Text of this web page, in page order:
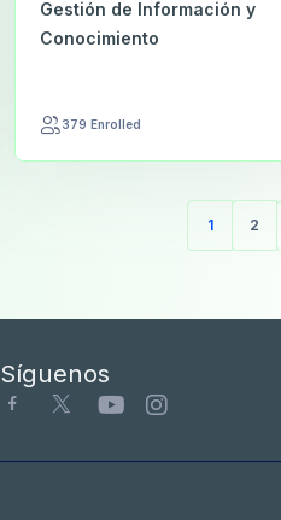
Gestión de Información y
Conocimiento
379 Enrolled
1
(actual)
2
Síguenos